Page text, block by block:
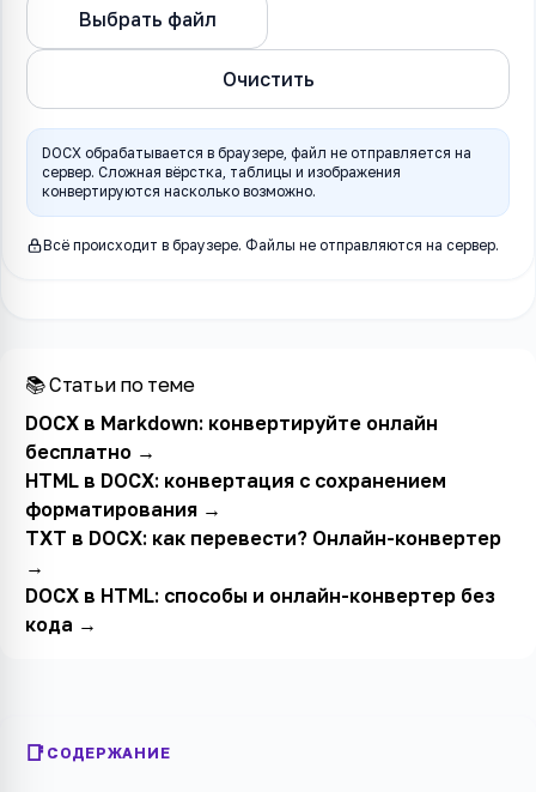
Выбрать файл
Очистить
DOCX обрабатывается в браузере, файл не отправляется на
сервер. Сложная вёрстка, таблицы и изображения
конвертируются насколько возможно.
Всё происходит в браузере. Файлы не отправляются на сервер.
📚 Статьи по теме
DOCX в Markdown: конвертируйте онлайн
бесплатно→
HTML в DOCX: конвертация с сохранением
форматирования→
TXT в DOCX: как перевести? Онлайн-конвертер
→
DOCX в HTML: способы и онлайн-конвертер без
кода →
СОДЕРЖАНИЕ